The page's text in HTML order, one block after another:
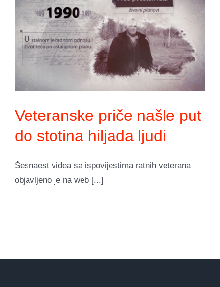
Veteranske priče našle put
do stotina hiljada ljudi
Šesnaest videa sa ispovijestima ratnih veterana
objavljeno je na web [...]